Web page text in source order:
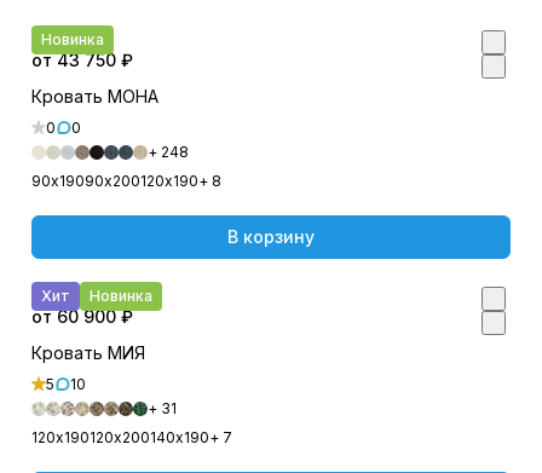
Новинка
от 43 750 ₽
Кровать МОНА
0
0
+ 248
90х19090х200120х190+ 8
В корзину
Хит Новинка
от 60 900 ₽
Кровать МИЯ
5
10
+ 31
120х190120х200140х190+ 7